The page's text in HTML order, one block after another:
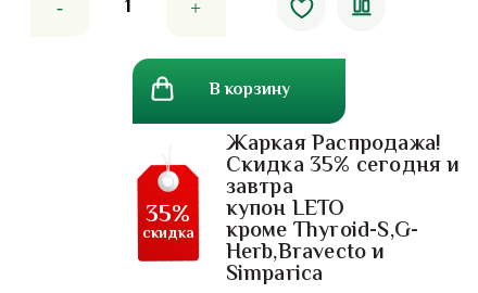
товара
В корзину
Жаркая Распродажа!
Скидка 35% сегодня и
завтра
купон LETO
кроме Thyroid-S,G-
Herb,Bravecto и
Simparica
35%
скидка